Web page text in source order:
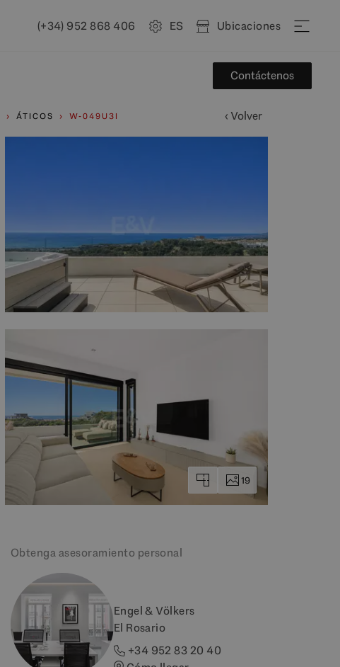
(+34) 952 868 406 ES Ubicaciones
Contáctenos
ÁTICOS W-049U3I ‹ Volver
19
Obtenga asesoramiento personal
Engel & Völkers
El Rosario
+34 952 83 20 40